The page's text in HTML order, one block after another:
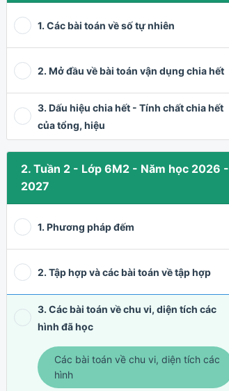
1. Các bài toán về số tự nhiên
2. Mở đầu về bài toán vận dụng chia hết
3. Dấu hiệu chia hết - Tính chất chia hết
của tổng, hiệu
2. Tuần 2 - Lớp 6M2 - Năm học 2026 -
2027
1. Phương pháp đếm
2. Tập hợp và các bài toán về tập hợp
3. Các bài toán về chu vi, diện tích các
hình đã học
Các bài toán về chu vi, diện tích các
hình